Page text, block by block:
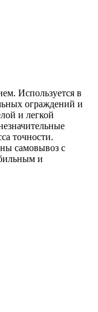
Используется в
ограждений и
и легкой
точности.
самовывоз с
и